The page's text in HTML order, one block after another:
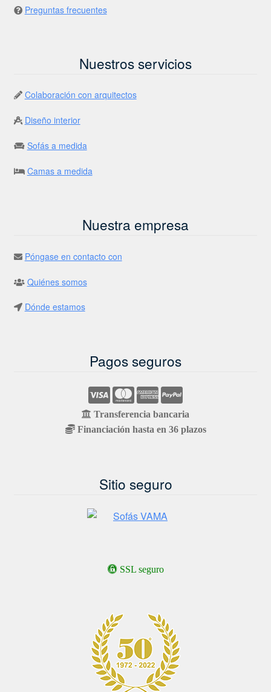
Preguntas frecuentes
Nuestros servicios
Colaboración con arquitectos
Diseño interior
Sofás a medida
Camas a medida
Nuestra empresa
Póngase en contacto con
Quiénes somos
Dónde estamos
Pagos seguros
Transferencia bancaria
Financiación hasta en 36 plazos
Sitio seguro
SSL seguro